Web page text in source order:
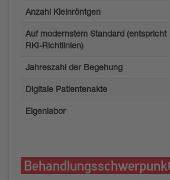
Anzahl Kleinröntgen
Auf modernstem Standard (entspricht
RKI-Richtlinien)
Jahreszahl der Begehung
Digitale Patientenakte
Eigenlabor